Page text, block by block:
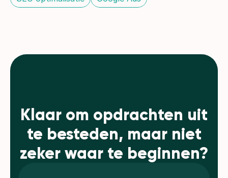
Klaar om opdrachten uit
te besteden, maar niet
zeker waar te beginnen?